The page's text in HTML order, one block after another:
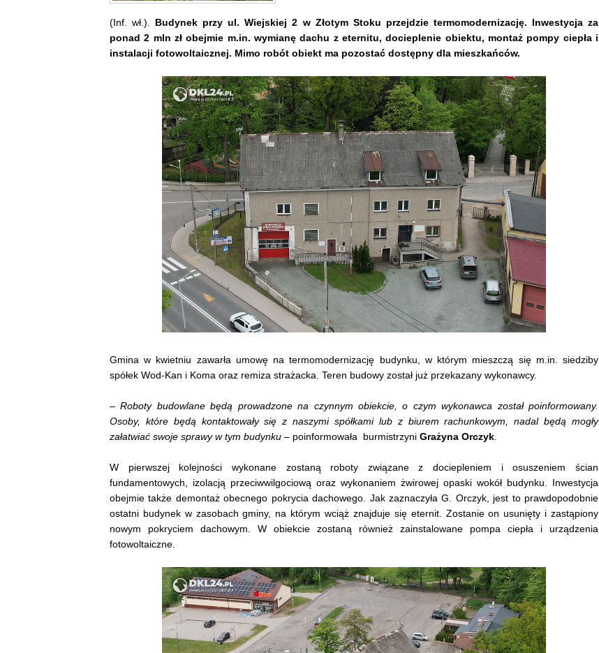
(Inf. wł.). Budynek przy ul. Wiejskiej 2 w Złotym Stoku przejdzie termomodernizację. Inwestycja za
ponad 2 mln zł obejmie m.in. wymianę dachu z eternitu, docieplenie obiektu, montaż pompy ciepła i
instalacji fotowoltaicznej. Mimo robót obiekt ma pozostać dostępny dla mieszkańców.
Gmina w kwietniu zawarła umowę na termomodernizację budynku, w którym mieszczą się m.in. siedziby
spółek Wod-Kan i Koma oraz remiza strażacka. Teren budowy został już przekazany wykonawcy.
–Roboty budowlane będą prowadzone na czynnym obiekcie, o czym wykonawca został poinformowany.
Osoby, które będą kontaktowały się z naszymi spółkami lub z biurem rachunkowym, nadal będą mogły
załatwiać swoje sprawy w tym budynku – poinformowała burmistrzyni Grażyna Orczyk
W pierwszej kolejności wykonane zostaną roboty związane z dociepleniem i osuszeniem ścian
fundamentowych, izolacją przeciwwilgociową oraz wykonaniem żwirowej opaski wokół budynku. Inwestycja
obejmie także demontaż obecnego pokrycia dachowego. Jak zaznaczyła G. Orczyk, jest to prawdopodobnie
ostatni budynek w zasobach gminy, na którym wciąż znajduje się eternit. Zostanie on usunięty i zastąpiony
nowym pokryciem dachowym. W obiekcie zostaną również zainstalowane pompa ciepła i urządzenia
fotowoltaiczne.